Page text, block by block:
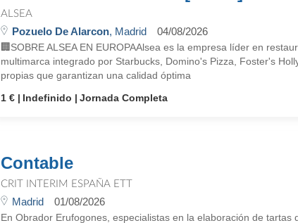
ALSEA
Pozuelo De Alarcon, Madrid 04/08/2026
🏢SOBRE ALSEA EN EUROPAAlsea es la empresa líder en
multimarca integrado por Starbucks, Domino's Pizza, Foster's
propias que garantizan una calidad óptima
1 €
Indefinido Jornada Completa
Contable
CRIT INTERIM ESPAÑA ETT
Madrid 01/08/2026
En Obrador Erufogones, especialistas en la elaboración de